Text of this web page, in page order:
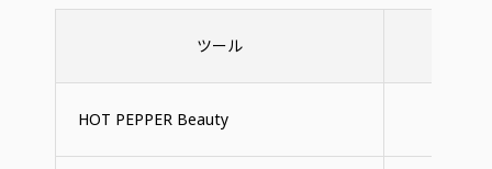
ツール
HOT PEPPER Beauty